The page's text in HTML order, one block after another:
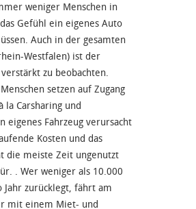
weniger Menschen in
Gefühl ein eigenes Auto
Auch in der gesamten
Westfalen) ist der
zu beobachten.
setzen auf Zugang
la Carsharing und
eigenes Fahrzeug verursacht
Kosten und das
die meiste Zeit ungenutzt
. Wer weniger als 10.000
zurücklegt, fährt am
mit einem Miet- und